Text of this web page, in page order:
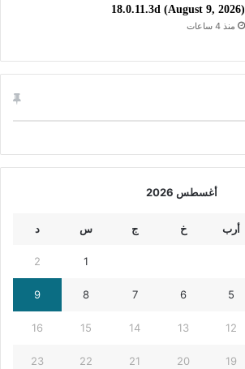
18.0.11.3d (August 9, 2026)
منذ 4 ساعات
أغسطس 2026
أرب خ ج س د
1
2
5
6
7
8
9
12
13
14
15
16
19
20
21
22
23